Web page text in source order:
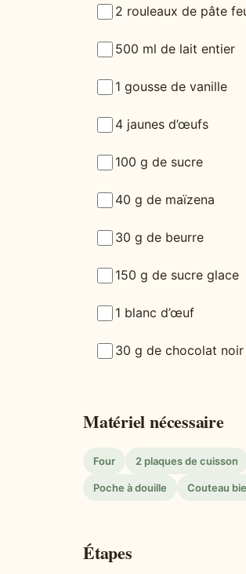
2 rouleaux de pâte
500 ml de lait entier
1 gousse de vanille
4 jaunes d’œufs
100 g de sucre
40 g de maïzena
30 g de beurre
150 g de sucre glace
1 blanc d’œuf
30 g de chocolat
Matériel nécessaire
Four 2 plaques de cuisson
Poche à douille Couteau
Étapes